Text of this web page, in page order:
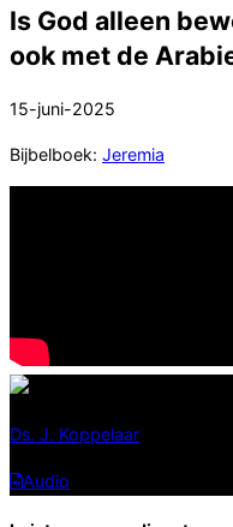
navigatie
Is God alleen
ook met de
15-juni-2025
Bijbelboek: Jeremia
Ds. J. Koppelaar
Audio